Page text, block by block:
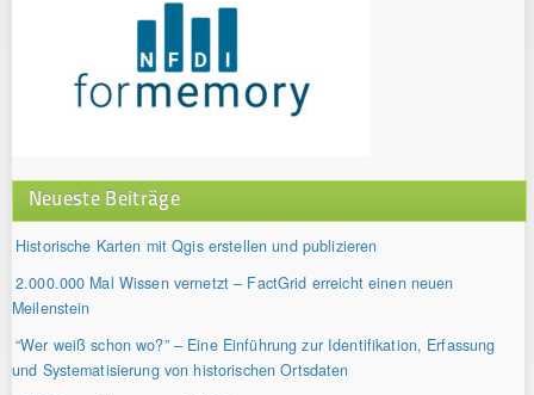
Neueste Beiträge
Historische Karten mit Qgis erstellen und publizieren
2.000.000 Mal Wissen vernetzt – FactGrid erreicht einen neuen
Meilenstein
“Wer weiß schon wo?” – Eine Einführung zur Identifikation, Erfassung
und Systematisierung von historischen Ortsdaten